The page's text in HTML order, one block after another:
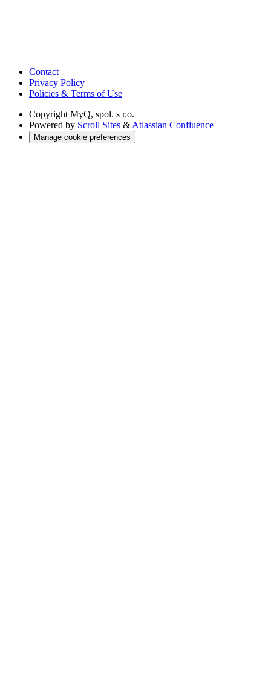
Contact
Privacy Policy
Policies & Terms of Use
Copyright MyQ, spol. s r.o.
Powered by Scroll Sites & Atlassian Confluence
Manage cookie preferences